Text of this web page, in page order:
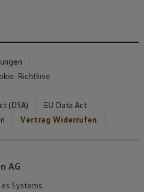
Richtlinie
(DSA)
EU Data Act
Vertrag Widerrufen
AG
Systems.